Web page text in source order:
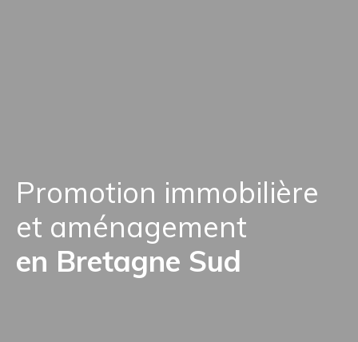
Promotion immobilière
et aménagement
en Bretagne Sud